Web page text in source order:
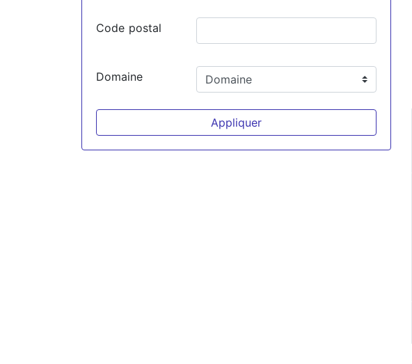
Code postal
Domaine
Appliquer